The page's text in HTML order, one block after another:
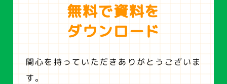
無料で資料を
ダウンロード
関心を持っていただきありがとうございま
す。